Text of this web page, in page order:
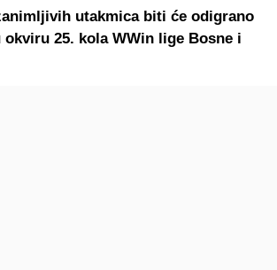
utakmica biti će odigrano
okviru 25. kola WWin lige Bosne i